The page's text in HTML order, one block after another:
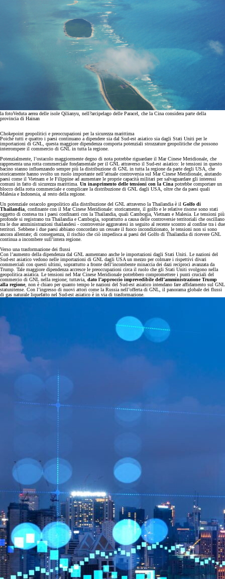
la fotoVeduta aerea delle isole Qilianyu, nell?arcipelago delle Paracel, che la Cina considera parte della
provincia di Hainan
Chokepoint geopolitici e preoccupazioni per la sicurezza marittima
Poiché tutti e quattro i paesi continuano a dipendere sia dal Sud-est asiatico sia dagli Stati Uniti per le
importazioni di GNL, questa maggiore dipendenza comporta potenziali strozzature geopolitiche che possono
interrompere il commercio di GNL in tutta la regione.
Potenzialmente, l’ostacolo maggiormente degno di nota potrebbe riguardare il Mar Cinese Meridionale, che
rappresenta una rotta commerciale fondamentale per il GNL attraverso il Sud-est asiatico: le tensioni in questo
bacino stanno influenzando sempre più la distribuzione di GNL in tutta la regione da parte degli USA, che
storicamente hanno svolto un ruolo importante nell’attuale controversia sul Mar Cinese Meridionale, aiutando
paesi come il Vietnam e le Filippine ad aumentare le proprie capacità militari per salvaguardare gli interessi
comuni in fatto di sicurezza marittima. Un inasprimento delle tensioni con la Cina potrebbe comportare un
blocco della rotta commerciale e complicare la distribuzione di GNL dagli USA, oltre che da paesi quali
Malesia e Indonesia, al resto della regione.
Un potenziale ostacolo geopolitico alla distribuzione del GNL attraverso la Thailandia è il Golfo di
Thailandia , confinante con il Mar Cinese Meridionale: storicamente, il golfo e le relative risorse sono stati
oggetto di contesa tra i paesi confinanti con la Thailandia, quali Cambogia, Vietnam e Malesia. Le tensioni più
profonde si registrano tra Thailandia e Cambogia, soprattutto a causa delle controversie territoriali che oscillano
tra le due amministrazioni thailandesi - controversie aggravatesi in seguito al recente scontro al confine tra i due
territori. Sebbene i due paesi abbiano concordato un cessate il fuoco incondizionato, le tensioni non si sono
ancora allentate; di conseguenza, il rischio che ciò impedisca ai paesi del Golfo di Thailandia di ricevere GNL
continua a incombere sull’intera regione.
Verso una trasformazione dei flussi
Con l’aumento della dipendenza dal GNL aumentano anche le importazioni dagli Stati Uniti. Le nazioni del
Sud-est asiatico vedono nelle importazioni di GNL dagli USA un mezzo per colmare i rispettivi divari
commerciali con questi ultimi, soprattutto a fronte dell’incombente minaccia dei dazi reciproci avanzata da
Trump. Tale maggiore dipendenza accresce le preoccupazioni circa il ruolo che gli Stati Uniti svolgono nella
geopolitica asiatica. Le tensioni nel Mar Cinese Meridionale potrebbero compromettere i punti cruciali del
commercio di GNL nella regione; tuttavia, dato l’approccio imprevedibile dell’amministrazione Trump
alla regione, non è chiaro per quanto tempo le nazioni del Sud-est asiatico intendano fare affidamento sul GNL
statunitense. Con l’ingresso di nuovi attori come la Russia nell’offerta di GNL, il panorama globale dei flussi
di gas naturale liquefatto nel Sud-est asiatico è in via di trasformazione.